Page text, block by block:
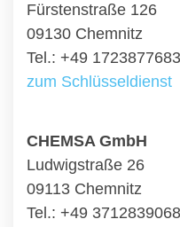
Fürstenstraße 126
09130 Chemnitz
Tel.: +49 1723877683
zum Schlüsseldienst
CHEMSA GmbH
Ludwigstraße 26
09113 Chemnitz
Tel.: +49 3712839068